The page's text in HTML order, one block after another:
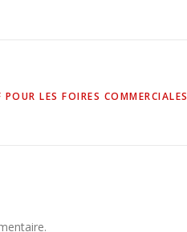
LES FOIRES COMMERCIALES